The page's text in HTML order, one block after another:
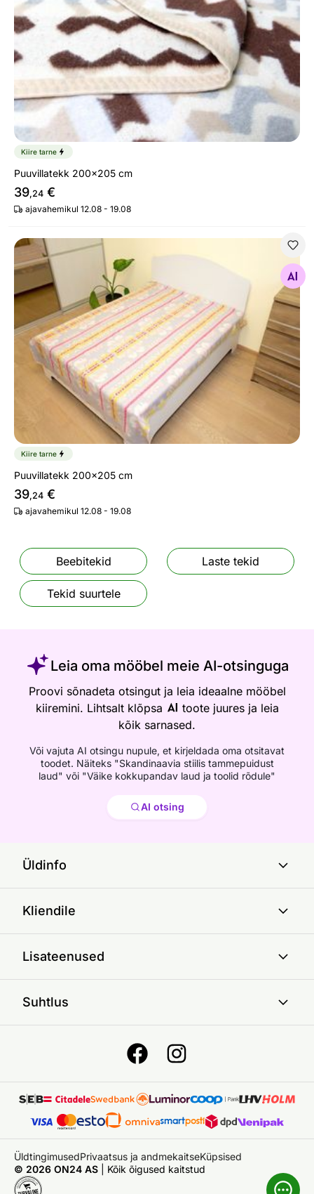
Kiire tarne
Puuvillatekk 200x205 cm
39,24 €
ajavahemikul 12.08 - 19.08
Puuvillatekk 200x205 cm
Kiire tarne
Puuvillatekk 200x205 cm
39,24 €
ajavahemikul 12.08 - 19.08
Beebitekid Laste tekid
Tekid suurtele
Leia oma mööbel meie AI-otsinguga
Proovi sõnadeta otsingut ja leia ideaalne mööbel
kiiremini. Lihtsalt klõpsa
toote juures ja leia
kõik sarnased.
Või vajuta AI otsingu nupule, et kirjeldada oma otsitavat
toodet. Näiteks "Skandinaavia stiilis tammepuidust
laud" või "Väike kokkupandav laud ja toolid rõdule"
AI otsing
Üldinfo
Kliendile
Lisateenused
Suhtlus
© 2026 ON24 AS Kõik õigused kaitstud
ÜldtingimusedPrivaatsus ja andmekaitseKüpsised